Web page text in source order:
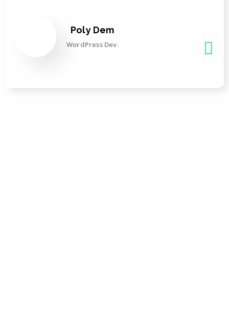
Poly Dem
WordPress Dev.